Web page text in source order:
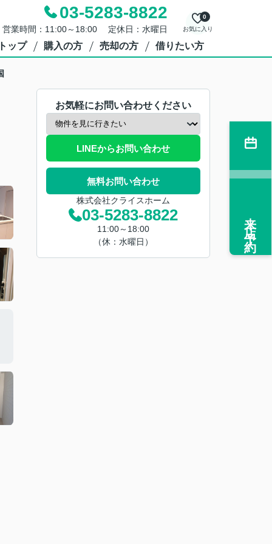
03-5283-8822
営業時間：11:00～18:00 定休日：水曜日 お気に入り
0
ップ 購入の方 売却の方 借りたい方
お気軽にお問い合わせください
LINEからお問い合わせ
無料お問い合わせ
株式会社クライスホーム
03-5283-8822
11:00～18:00
（休：水曜日）
来店予約